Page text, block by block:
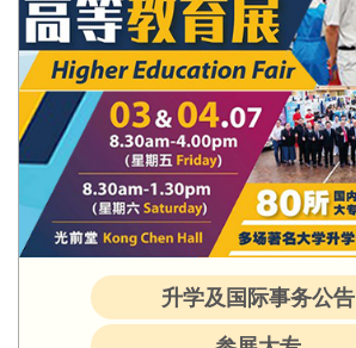
升学及国际事务公告